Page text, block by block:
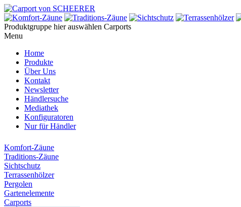
Produktgruppe hier auswählen Carports
Menu
Home
Produkte
Über Uns
Kontakt
Newsletter
Händlersuche
Mediathek
Konfiguratoren
Nur für Händler
Komfort-Zäune
Traditions-Zäune
Sichtschutz
Terrassenhölzer
Pergolen
Gartenelemente
Carports